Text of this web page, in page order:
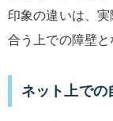
印象の違いは、
合う上での障壁と
ネット上での